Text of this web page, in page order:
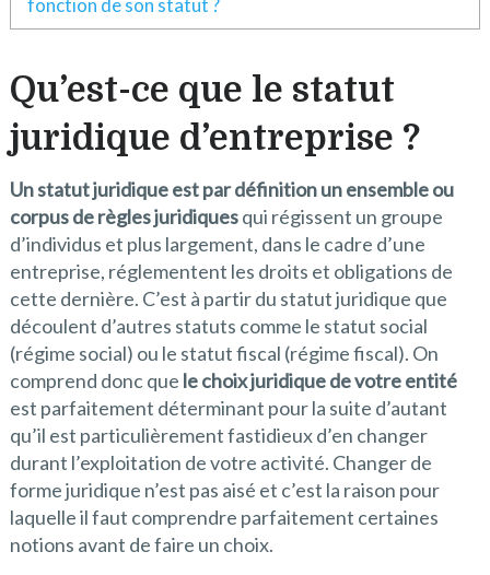
fonction de son statut ?
Qu’est-ce que le statut
juridique d’entreprise ?
Un statut juridique est par définition un ensemble ou
corpus de règles juridiquesqui régissent un groupe
d’individus et plus largement, dans le cadre d’une
entreprise, réglementent les droits et obligations de
cette dernière. C’est à partir du statut juridique que
découlent d’autres statuts comme le statut social
(régime social) ou le statut fiscal (régime fiscal). On
comprend donc que le choix juridique de votre entité
est parfaitement déterminant pour la suite d’autant
qu’il est particulièrement fastidieux d’en changer
durant l’exploitation de votre activité. Changer de
forme juridique n’est pas aisé et c’est la raison pour
laquelle il faut comprendre parfaitement certaines
notions avant de faire un choix.